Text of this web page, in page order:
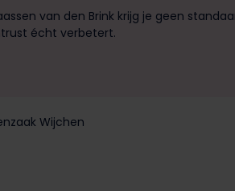
van den Brink krijg je geen
écht verbetert.